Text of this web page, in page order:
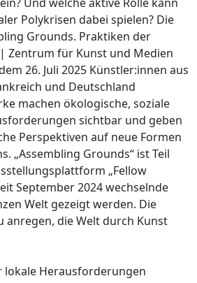
Polykrisen dabei spielen? Die
Grounds. Praktiken der
| Zentrum für Kunst und Medien
26. Juli 2025 Künstler:innen aus
und Deutschland
machen ökologische, soziale
sichtbar und geben
Perspektiven auf neue Formen
„Assembling Grounds“ ist Teil
„Fellow
September 2024 wechselnde
Welt gezeigt werden. Die
anregen, die Welt durch Kunst
lokale Herausforderungen